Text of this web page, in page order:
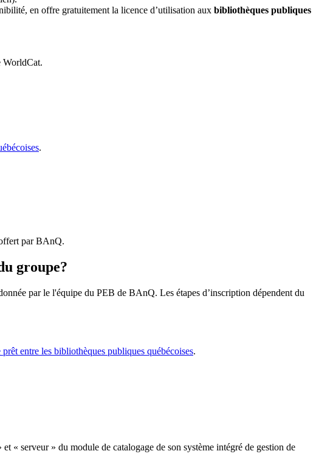
en offre gratuitement la licence d’utilisation aux bibliothèques publiques
WorldCat.
.
par BAnQ.
groupe?
par le l'équipe du PEB de BAnQ. Les étapes d’inscription dépendent du
prêt entre les bibliothèques publiques québécoises.
« serveur » du module de catalogage de son système intégré de gestion de